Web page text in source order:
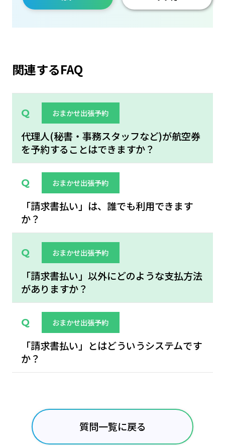
関連するFAQ
おまかせ出張予約
代理人(秘書・事務スタッフなど)が航空券
を予約することはできますか？
おまかせ出張予約
「請求書払い」は、誰でも利用できます
か？
おまかせ出張予約
「請求書払い」以外にどのような支払方法
がありますか？
おまかせ出張予約
「請求書払い」とはどういうシステムです
か？
質問一覧に戻る